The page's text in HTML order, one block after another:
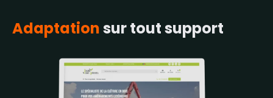
Adaptationsur tout support